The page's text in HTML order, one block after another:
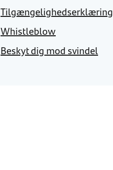
Tilgængelighedserklæring
Whistleblow
Beskyt dig mod svindel